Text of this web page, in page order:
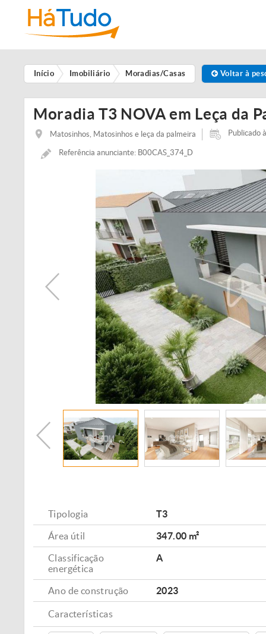
Início Imobiliário Moradias/Casas Voltar à
Moradia T3 NOVA em Leça da
Matosinhos, Matosinhos e leça da palmeira Publicado
Referência anunciante: B00CAS_374_D
Tipologia T3
Área útil 347.00 m²
Classificação
energética
A
Ano de construção 2023
Características